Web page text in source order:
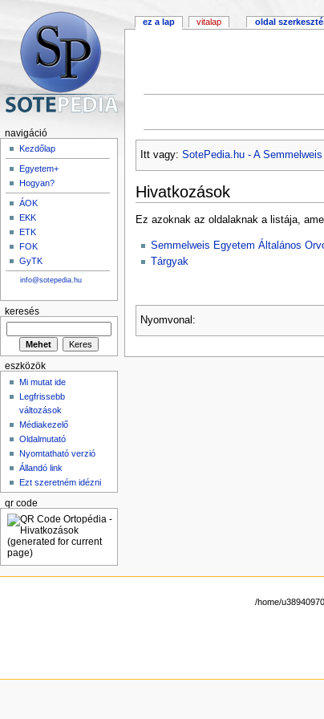
Itt vagy: SotePedia.hu - A
Hivatkozások
Ez azoknak az oldalaknak a listája,
Semmelweis Egyetem Általános
Tárgyak
Nyomvonal:
ez a lap vitalap oldal
navigáció
Kezdőlap
Egyetem+
Hogyan?
ÁOK
EKK
ETK
FOK
GyTK
info@sotepedia.hu
keresés
eszközök
Mi mutat ide
Legfrissebb
változások
Médiakezelő
Oldalmutató
Nyomtatható verzió
Állandó link
Ezt szeretném idézni
qr code
/home/